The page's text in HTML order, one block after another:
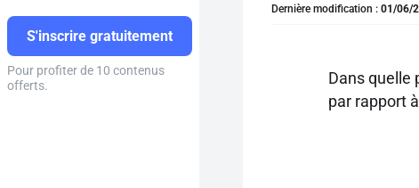
S'inscrire gratuitement
Pour profiter de 10 contenus
offerts.
Dernière modification : 01/06/
Dans quelle
par rapport